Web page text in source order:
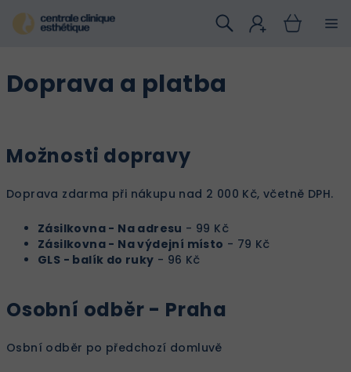
na
obsah
Doprava a platba
Možnosti dopravy
Doprava zdarma při nákupu nad 2 000 Kč, včetně DPH.
Zásilkovna - Na adresu - 99 Kč
Zásilkovna - Na výdejní místo - 79 Kč
GLS - balík do ruky - 96 Kč
Osobní odběr - Praha
Osbní odběr po předchozí domluvě